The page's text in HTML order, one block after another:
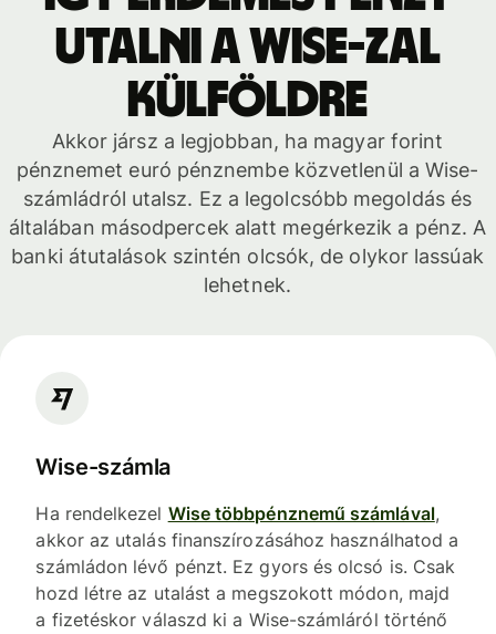
utalni a Wise-zal
külföldre
Akkor jársz a legjobban, ha magyar forint
pénznemet euró pénznembe közvetlenül a Wise-
számládról utalsz. Ez a legolcsóbb megoldás és
általában másodpercek alatt megérkezik a pénz. A
banki átutalások szintén olcsók, de olykor lassúak
lehetnek.
Wise-számla
Ha rendelkezel Wise többpénznemű számlával,
akkor az utalás finanszírozásához használhatod a
számládon lévő pénzt. Ez gyors és olcsó is. Csak
hozd létre az utalást a megszokott módon, majd
a fizetéskor válaszd ki a Wise-számláról történő